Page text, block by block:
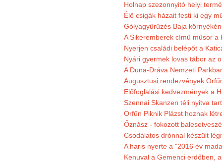
Holnap szezonnyitó helyi
Élő csigák házait festi ki egy
Gólyagyűrűzés Baja
A Sikeremberek című műsor a
Nyerjen családi belépőt a
Nyári gyermek lovas tábor az
A Duna-Dráva Nemzeti
Augusztusi rendezvények
Előfoglalási kedvezmények a
Szennai Skanzen téli nyitva
Orfűn Piknik Plázst hoznak
Őznász - fokozott
Csodálatos drónnal készült
A haris nyerte a "2016 év
Kenuval a Gemenci erdőben,